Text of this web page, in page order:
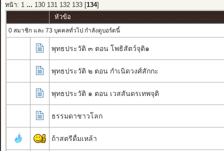
หน้า: 1 ... 130 131 132 133[ 134]
หัวข้อ
0 สมาชิก และ 73 บุคคลทั่วไป กำลังดูบอร์ดนี้
พุทธประวัติ ๓ ตอน โพธิสัตว์จุติ๑
พุทธประวัติ ๒ ตอน กำเนิดวงศ์สักกะ
พุทธประวัติ ๑ ตอน เวสสันดรเทพจุติ
ธรรมดาชาวโลก
ถ้าสตรีดื่มเหล้า